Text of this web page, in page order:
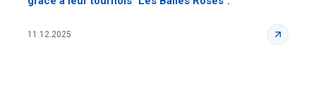
11.12.2025